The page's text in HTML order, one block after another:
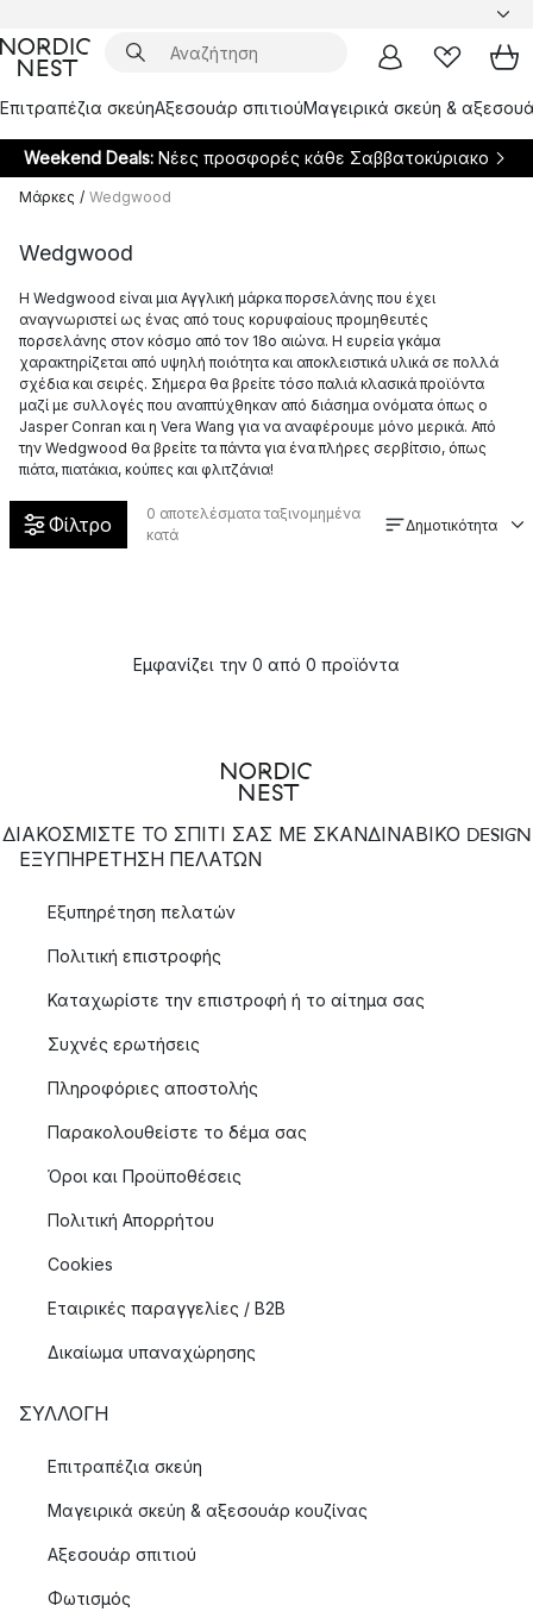
Επιτραπέζια σκεύηΑξεσουάρ σπιτιούΜαγειρικά σκεύη &
Weekend Deals: Νέες προσφορές κάθε Σαββατοκύριακο
Μάρκες / Wedgwood
Wedgwood
Η Wedgwood είναι μια Αγγλική μάρκα πορσελάνης που έχει
αναγνωριστεί ως ένας από τους κορυφαίους προμηθευτές
πορσελάνης στον κόσμο από τον 18ο αιώνα. Η ευρεία γκάμα
χαρακτηρίζεται από υψηλή ποιότητα και αποκλειστικά υλικά σε πολλά
σχέδια και σειρές. Σήμερα θα βρείτε τόσο παλιά κλασικά προϊόντα
μαζί με συλλογές που αναπτύχθηκαν από διάσημα ονόματα όπως ο
Jasper Conran και η Vera Wang για να αναφέρουμε μόνο μερικά. Από
την Wedgwood θα βρείτε τα πάντα για ένα πλήρες σερβίτσιο, όπως
πιάτα, πιατάκια, κούπες και φλιτζάνια!
Φίλτρο 0 αποτελέσματα ταξινομημένα
κατά
Δημοτικότητα
Εμφανίζει την 0 από 0 προϊόντα
ΔΙΑΚΟΣΜΙΣΤΕ ΤΟ ΣΠΙΤΙ ΣΑΣ ΜΕ ΣΚΑΝΔΙΝΑΒΙΚΟ DESIGN
ΕΞΥΠΗΡΈΤΗΣΗ ΠΕΛΑΤΏΝ
Εξυπηρέτηση πελατών
Πολιτική επιστροφής
Καταχωρίστε την επιστροφή ή το αίτημα σας
Συχνές ερωτήσεις
Πληροφόριες αποστολής
Παρακολουθείστε το δέμα σας
Όροι και Προϋποθέσεις
Πολιτική Απορρήτου
Cookies
Εταιρικές παραγγελίες / B2B
Δικαίωμα υπαναχώρησης
ΣΥΛΛΟΓΉ
Επιτραπέζια σκεύη
Μαγειρικά σκεύη & αξεσουάρ κουζίνας
Αξεσουάρ σπιτιού
Φωτισμός